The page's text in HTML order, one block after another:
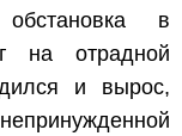
в
на отрадной
и вырос,